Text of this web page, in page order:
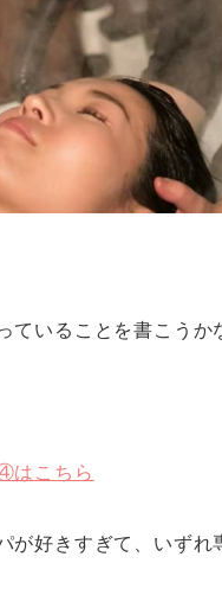
ていることを書こうか
はこちら
が好きすぎて、いずれ